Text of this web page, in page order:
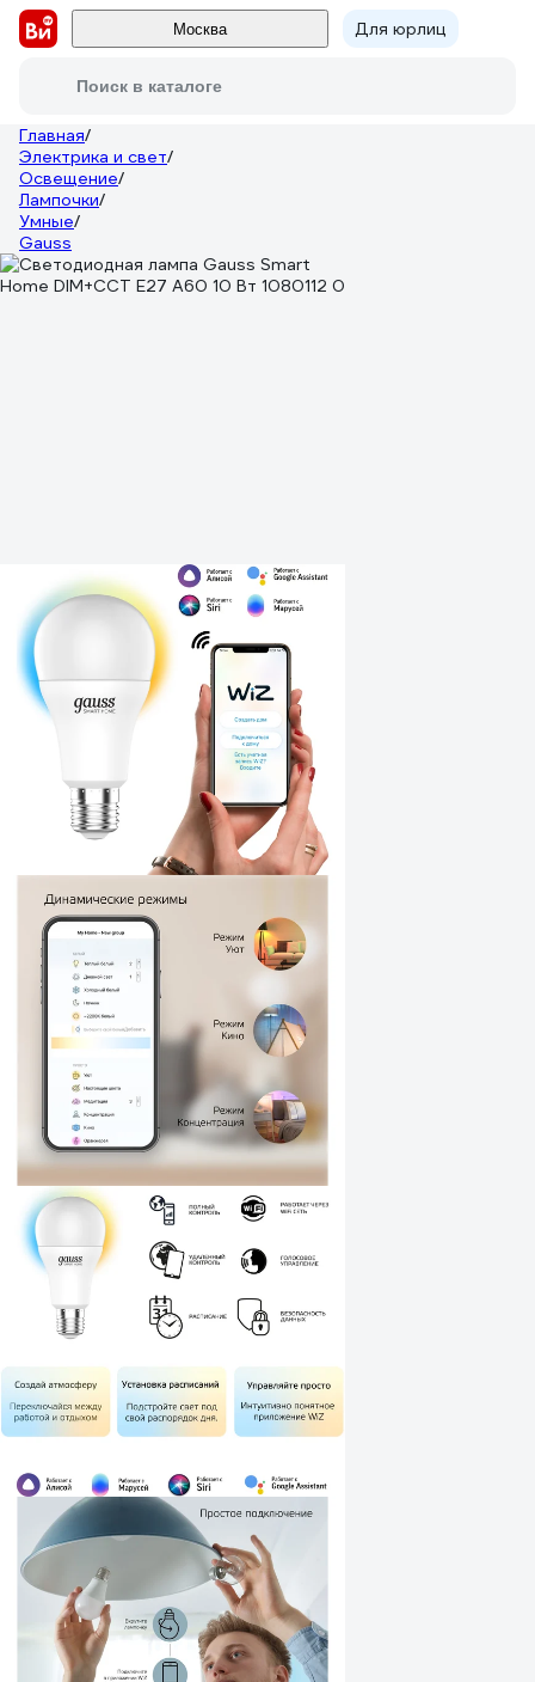
Москва Для юрлиц
Поиск в каталоге
Главная/
Электрика и свет/
Освещение/
Лампочки/
Умные/
Gauss